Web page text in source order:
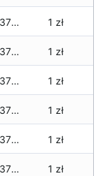
3,370 zł 1 zł
3,370 zł 1 zł
3,370 zł 1 zł
3,370 zł 1 zł
3,370 zł 1 zł
3,370 zł 1 zł